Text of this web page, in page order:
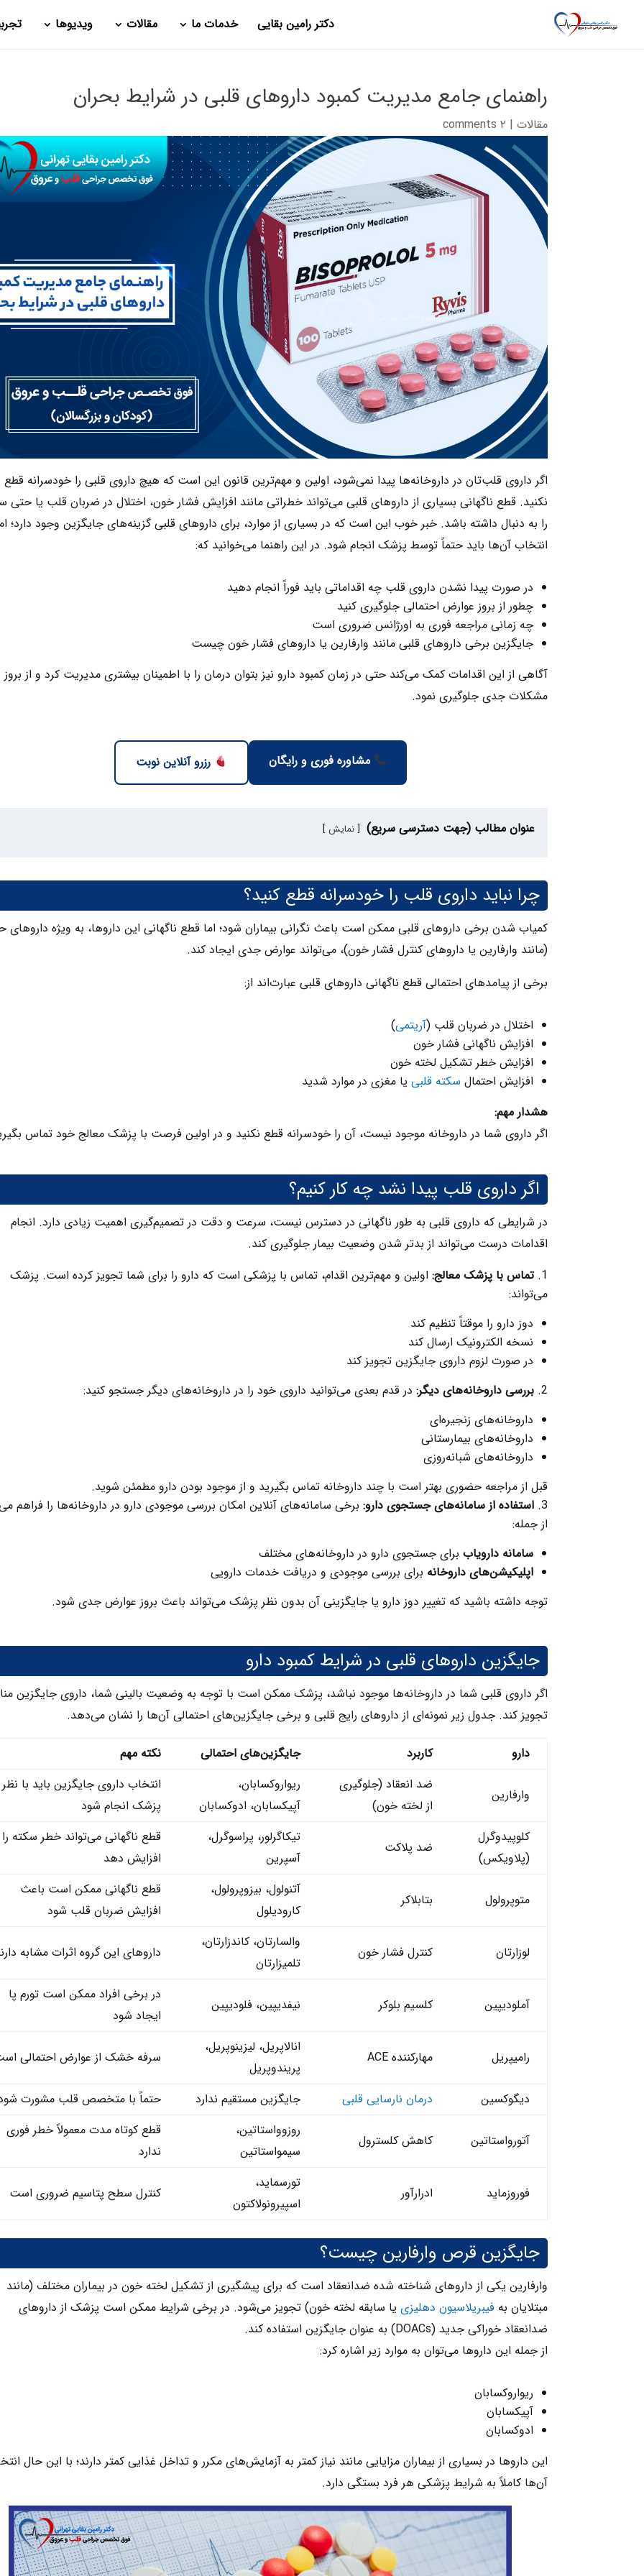
دکتر رامین بقایی خدمات ما مقالات ویدیوها
راهنمای جامع مدیریت کمبود داروهای قلبی در شرایط بحران
مقالات | ۲ comments
اگر داروی قلب‌تان در داروخانه‌ها پیدا نمی‌شود، اولین و مهم‌ترین قانون این است که هیچ داروی قلبی را خودسرانه قطع
نکنید. قطع ناگهانی بسیاری از داروهای قلبی می‌تواند خطراتی مانند افزایش فشار خون، اختلال در ضربان قلب یا حتی
را به دنبال داشته باشد. خبر خوب این است که در بسیاری از موارد، برای داروهای قلبی گزینه‌های جایگزین وجود دارد؛
انتخاب آن‌ها باید حتماً توسط پزشک انجام شود. در این راهنما می‌خوانید که:
در صورت پیدا نشدن داروی قلب چه اقداماتی باید فوراً انجام دهید
چطور از بروز عوارض احتمالی جلوگیری کنید
چه زمانی مراجعه فوری به اورژانس ضروری است
جایگزین برخی داروهای قلبی مانند وارفارین یا داروهای فشار خون چیست
آگاهی از این اقدامات کمک می‌کند حتی در زمان کمبود دارو نیز بتوان درمان را با اطمینان بیشتری مدیریت کرد و از بروز
مشکلات جدی جلوگیری نمود.
مشاوره فوری و رایگان رزرو آنلاین نوبت
عنوان مطالب (جهت دسترسی سریع) نمایش
چرا نباید داروی قلب را خودسرانه قطع کنید؟
کمیاب شدن برخی داروهای قلبی ممکن است باعث نگرانی بیماران شود؛ اما قطع ناگهانی این داروها، به‌ ویژه داروهای
(مانند وارفارین یا داروهای کنترل فشار خون)، می‌تواند عوارض جدی ایجاد کند.
برخی از پیامدهای احتمالی قطع ناگهانی داروهای قلبی عبارت‌اند از:
اختلال در ضربان قلب (آریتمی)
افزایش ناگهانی فشار خون
افزایش خطر تشکیل لخته خون
افزایش احتمال سکته قلبی یا مغزی در موارد شدید
هشدار مهم:
اگر داروی شما در داروخانه موجود نیست، آن را خودسرانه قطع نکنید و در اولین فرصت با پزشک معالج خود تماس
اگر داروی قلب پیدا نشد چه کار کنیم؟
در شرایطی که داروی قلبی به‌ طور ناگهانی در دسترس نیست، سرعت و دقت در تصمیم‌گیری اهمیت زیادی دارد. انجام
اقدامات درست می‌تواند از بدتر شدن وضعیت بیمار جلوگیری کند.
تماس با پزشک معالج: اولین و مهم‌ترین اقدام، تماس با پزشکی است که دارو را برای شما تجویز کرده است. پزشک
می‌تواند:
دوز دارو را موقتاً تنظیم کند
نسخه الکترونیک ارسال کند
در صورت لزوم داروی جایگزین تجویز کند
بررسی داروخانه‌های دیگر: در قدم بعدی می‌توانید داروی خود را در داروخانه‌های دیگر جستجو کنید:
داروخانه‌های زنجیره‌ای
داروخانه‌های بیمارستانی
داروخانه‌های شبانه‌روزی
قبل از مراجعه حضوری بهتر است با چند داروخانه تماس بگیرید و از موجود بودن دارو مطمئن شوید.
استفاده از سامانه‌های جستجوی دارو: برخی سامانه‌های آنلاین امکان بررسی موجودی دارو در داروخانه‌ها را فراهم
از جمله:
سامانه دارویاب برای جستجوی دارو در داروخانه‌های مختلف
اپلیکیشن‌های داروخانه برای بررسی موجودی و دریافت خدمات دارویی
توجه داشته باشید که تغییر دوز دارو یا جایگزینی آن بدون نظر پزشک می‌تواند باعث بروز عوارض جدی شود.
جایگزین داروهای قلبی در شرایط کمبود دارو
اگر داروی قلبی شما در داروخانه‌ها موجود نباشد، پزشک ممکن است با توجه به وضعیت بالینی شما، داروی جایگزین
تجویز کند. جدول زیر نمونه‌ای از داروهای رایج قلبی و برخی جایگزین‌های احتمالی آن‌ها را نشان می‌دهد.
دارو کاربرد جایگزین‌های احتمالی نکته مهم
وارفارین
ضد انعقاد (جلوگیری
از لخته خون)
ریواروکسابان،
آپیکسابان، ادوکسابان
انتخاب داروی جایگزین باید با نظر
پزشک انجام شود
کلوپیدوگرل
(پلاویکس)
ضد پلاکت
تیکاگرلور، پراسوگرل،
آسپرین
قطع ناگهانی می‌تواند خطر سکته را
افزایش دهد
متوپرولول بتابلاکر
آتنولول، بیزوپرولول،
کارودیلول
قطع ناگهانی ممکن است باعث
افزایش ضربان قلب شود
لوزارتان کنترل فشار خون
والسارتان، کاندزارتان،
تلمیزارتان
داروهای این گروه اثرات مشابه
آملودیپین کلسیم بلوکر نیفدیپین، فلودیپین
در برخی افراد ممکن است تورم پا
ایجاد شود
رامیپریل مهارکننده ACE
انالاپریل، لیزینوپریل،
پریندوپریل
سرفه خشک از عوارض احتمالی
دیگوکسین درمان نارسایی قلبی جایگزین مستقیم ندارد حتماً با متخصص قلب مشورت
آتورواستاتین کاهش کلسترول
روزوواستاتین،
سیمواستاتین
قطع کوتاه‌ مدت معمولاً خطر فوری
ندارد
فوروزماید ادرارآور
تورسماید،
اسپیرونولاکتون
کنترل سطح پتاسیم ضروری است
جایگزین قرص وارفارین چیست؟
وارفارین یکی از داروهای شناخته‌ شده ضدانعقاد است که برای پیشگیری از تشکیل لخته خون در بیماران مختلف (مانند
مبتلایان به فیبریلاسیون دهلیزی یا سابقه لخته خون) تجویز می‌شود. در برخی شرایط ممکن است پزشک از داروهای
ضدانعقاد خوراکی جدید (DOACs) به عنوان جایگزین استفاده کند.
از جمله این داروها می‌توان به موارد زیر اشاره کرد:
ریواروکسابان
آپیکسابان
ادوکسابان
این داروها در بسیاری از بیماران مزایایی مانند نیاز کمتر به آزمایش‌های مکرر و تداخل غذایی کمتر دارند؛ با این حال
آن‌ها کاملاً به شرایط پزشکی هر فرد بستگی دارد.